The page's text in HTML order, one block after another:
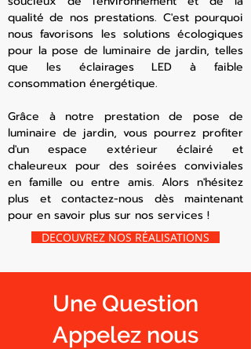
qualité de nos prestations. C'est pourquoi
nous favorisons les solutions écologiques
pour la pose de luminaire de jardin, telles
que les éclairages LED à faible
consommation énergétique.
Grâce à notre prestation de pose de
luminaire de jardin, vous pourrez profiter
d'un espace extérieur éclairé et
chaleureux pour des soirées conviviales
en famille ou entre amis. Alors n'hésitez
plus et contactez-nous dès maintenant
pour en savoir plus sur nos services !
DECOUVREZ NOS RÉALISATIONS
Une Question
Appelez nous